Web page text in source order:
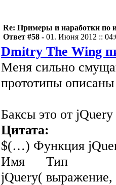
Re: Примеры и наработки по
Ответ #58 - 01. Июня 2012 ::
Dmitry The Wing
Меня сильно
прототипы описаны
Баксы это от jQuery
Цитата:
$(…) Функция
Имя Тип
jQuery(